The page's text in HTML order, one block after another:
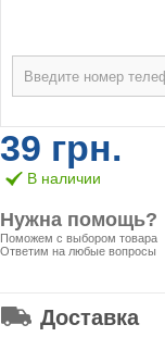
39 грн.
В наличии
Нужна помощь?
Поможем с выбором товара
Ответим на любые вопросы
Доставка